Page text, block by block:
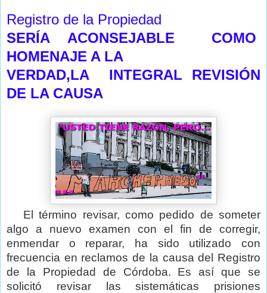
Registro de la Propiedad
SERÍA ACONSEJABLE
COMO
HOMENAJE A LA
VERDAD,LA INTEGRAL REVISIÓN
DE LA CAUSA
El término revisar, como pedido de someter
algo a nuevo examen con el fin de corregir,
enmendar o reparar, ha sido utilizado con
frecuencia en reclamos de la causa del Registro
de la Propiedad de Córdoba. Es así que se
solicitó revisar las sistemáticas prisiones